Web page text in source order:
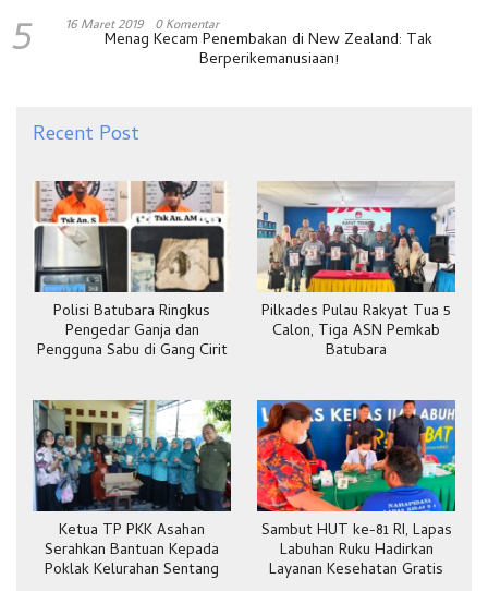
5 16 Maret 2019 0 Komentar
Menag Kecam Penembakan di New Zealand: Tak
Berperikemanusiaan!
Recent Post
Polisi Batubara Ringkus
Pengedar Ganja dan
Pengguna Sabu di Gang Cirit
Pilkades Pulau Rakyat Tua 5
Calon, Tiga ASN Pemkab
Batubara
Ketua TP PKK Asahan
Serahkan Bantuan Kepada
Poklak Kelurahan Sentang
Sambut HUT ke-81 RI, Lapas
Labuhan Ruku Hadirkan
Layanan Kesehatan Gratis